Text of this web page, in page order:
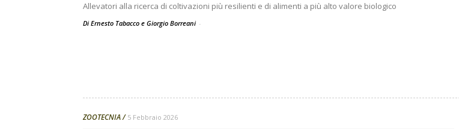
Allevatori alla ricerca di coltivazioni più resilienti e di alimenti a più alto valore biologico
Di Ernesto Tabacco e Giorgio Borreani -
ZOOTECNIA 5 Febbraio 2026